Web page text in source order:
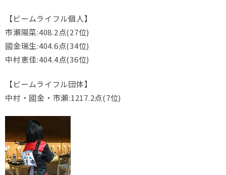
【ビームライフル個人】
市瀬陽菜:408.2点(27位)
國金瑞生:404.6点(34位)
中村恵佳:404.4点(36位)
【ビームライフル団体】
中村・國金・市瀬:1217.2点(7位)